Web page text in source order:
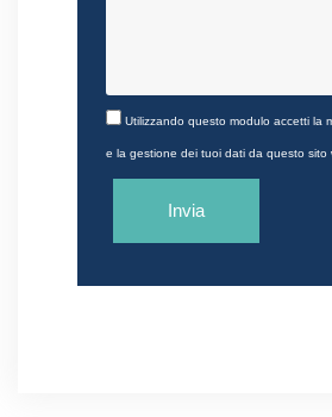
Utilizzando questo modulo accetti la
e la gestione dei tuoi dati da questo sito